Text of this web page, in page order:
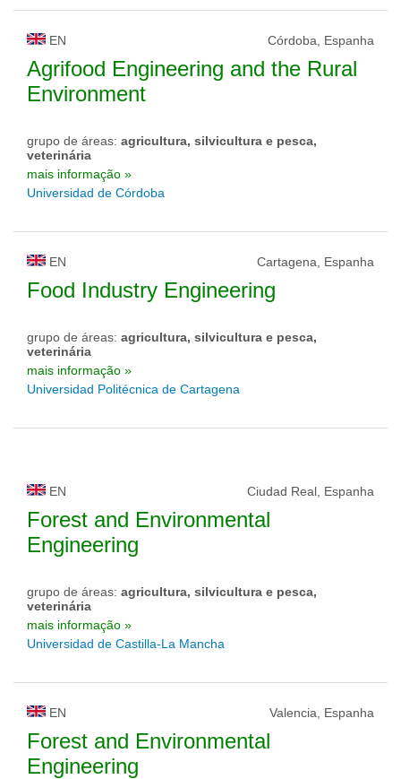
EN Córdoba, Espanha
Agrifood Engineering and the Rural
Environment
grupo de áreas: agricultura, silvicultura e pesca,
veterinária
mais informação »
Universidad de Córdoba
EN Cartagena, Espanha
Food Industry Engineering
grupo de áreas: agricultura, silvicultura e pesca,
veterinária
mais informação »
Universidad Politécnica de Cartagena
EN Ciudad Real, Espanha
Forest and Environmental
Engineering
grupo de áreas: agricultura, silvicultura e pesca,
veterinária
mais informação »
Universidad de Castilla-La Mancha
EN Valencia, Espanha
Forest and Environmental
Engineering